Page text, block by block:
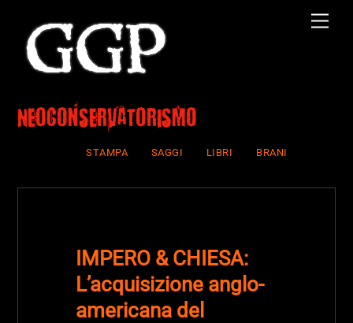
content
Neoconservatorismo
STAMPA SAGGI LIBRI BRANI
IMPERO & CHIESA:
L’acquisizione anglo-
americana del